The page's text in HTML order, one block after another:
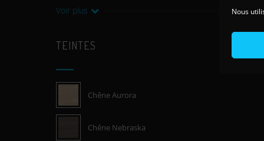
Nous
Voir plus
TEINTES
Chêne Aurora
Chêne Nebraska